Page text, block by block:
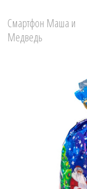
Смартфон Маша и
Медведь